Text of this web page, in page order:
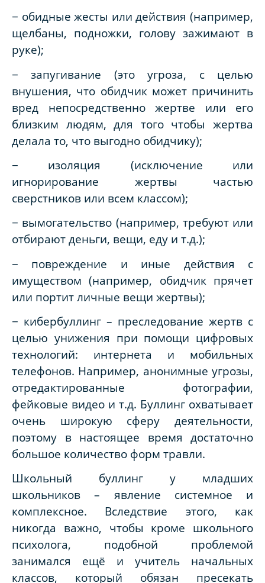
− обидные жесты или действия (например,
щелбаны, подножки, голову зажимают в
руке);
− запугивание (это угроза, с целью
внушения, что обидчик может причинить
вред непосредственно жертве или его
близким людям, для того чтобы жертва
делала то, что выгодно обидчику);
− изоляция (исключение или
игнорирование жертвы частью
сверстников или всем классом);
− вымогательство (например, требуют или
отбирают деньги, вещи, еду и т.д.);
− повреждение и иные действия с
имуществом (например, обидчик прячет
или портит личные вещи жертвы);
− кибербуллинг – преследование жертв с
целью унижения при помощи цифровых
технологий: интернета и мобильных
телефонов. Например, анонимные угрозы,
отредактированные фотографии,
фейковые видео и т.д. Буллинг охватывает
очень широкую сферу деятельности,
поэтому в настоящее время достаточно
большое количество форм травли.
Школьный буллинг у младших
школьников – явление системное и
комплексное. Вследствие этого, как
никогда важно, чтобы кроме школьного
психолога, подобной проблемой
занимался ещё и учитель начальных
классов, который обязан пресекать